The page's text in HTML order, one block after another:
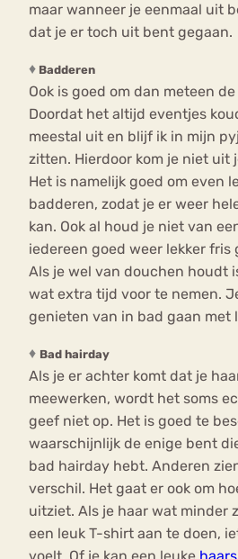
maar wanneer je eenmaal uit
dat je er toch uit bent gegaan.
♦ Badderen
Ook is goed om dan meteen
Doordat het altijd eventjes
meestal uit en blijf ik in mijn
zitten. Hierdoor kom je niet uit
Het is namelijk goed om even
badderen, zodat je er weer
kan. Ook al houd je niet van
iedereen goed weer lekker fris
Als je wel van douchen houdt
wat extra tijd voor te nemen.
genieten van in bad gaan met
♦ Bad hairday
Als je er achter komt dat je
meewerken, wordt het soms
geef niet op. Het is goed te
waarschijnlijk de enige bent
bad hairday hebt. Anderen
verschil. Het gaat er ook om
uitziet. Als je haar wat minder
een leuk T-shirt aan te doen,